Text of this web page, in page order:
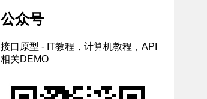
公众号
接口原型 - IT教程，计算机教程，API
相关DEMO